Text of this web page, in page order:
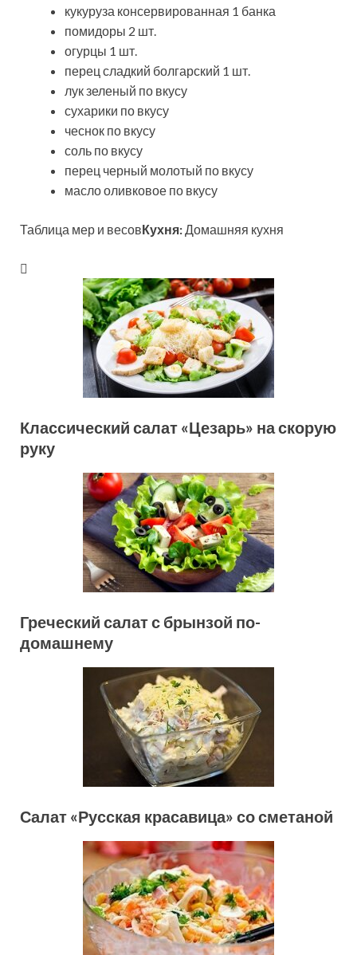
кукуруза консервированная 1 банка
помидоры 2 шт.
огурцы 1 шт.
перец сладкий болгарский 1 шт.
лук зеленый по вкусу
сухарики по вкусу
чеснок по вкусу
соль по вкусу
перец черный молотый по вкусу
масло оливковое по вкусу
Таблица мер и весовКухня:Домашняя кухня
Классический салат «Цезарь» на скорую
руку
Греческий салат с брынзой по-
домашнему
Салат «Русская красавица» со сметаной